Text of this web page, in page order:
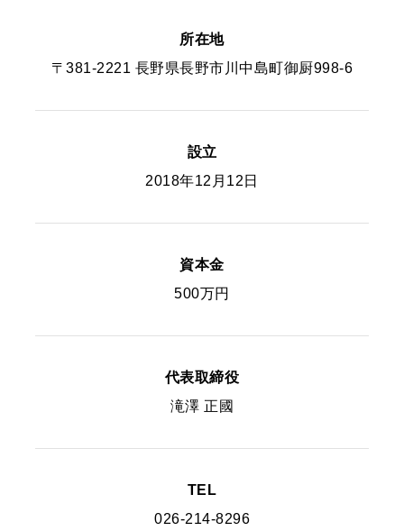
所在地
〒381-2221 長野県長野市川中島町御厨998-6
設立
2018年12月12日
資本金
500万円
代表取締役
滝澤 正國
TEL
026-214-8296